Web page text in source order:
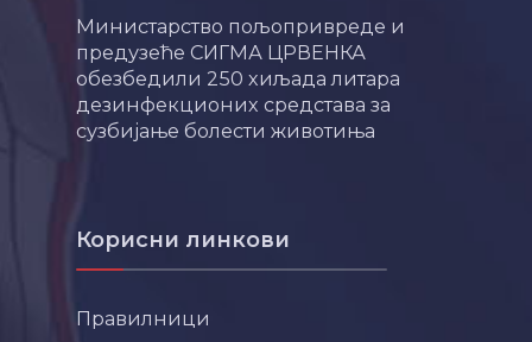
Министарство пољопривреде и
предузеће СИГМА ЦРВЕНКА
обезбедили 250 хиљада литара
дезинфекционих средстава за
сузбијање болести животиња
Корисни линкови
Правилници